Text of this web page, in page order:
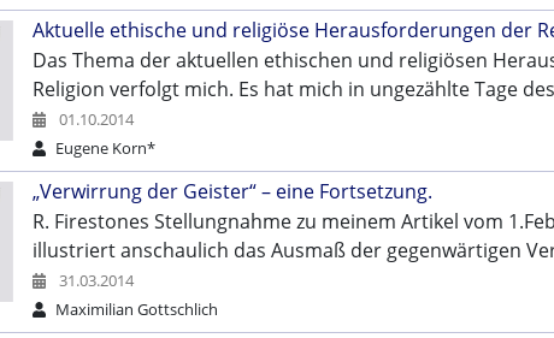
Aktuelle ethische und religiöse Herausforderungen der
Das Thema der aktuellen ethischen und religiösen
Religion verfolgt mich. Es hat mich in ungezählte Tage
01.10.2014
Eugene Korn*
„Verwirrung der Geister“ – eine Fortsetzung.
R. Firestones Stellungnahme zu meinem Artikel vom
illustriert anschaulich das Ausmaß der gegenwärtigen
31.03.2014
Maximilian Gottschlich